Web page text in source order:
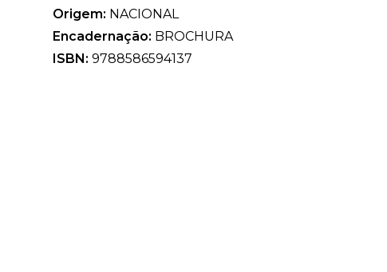
Origem: NACIONAL
Encadernação: BROCHURA
ISBN: 9788586594137